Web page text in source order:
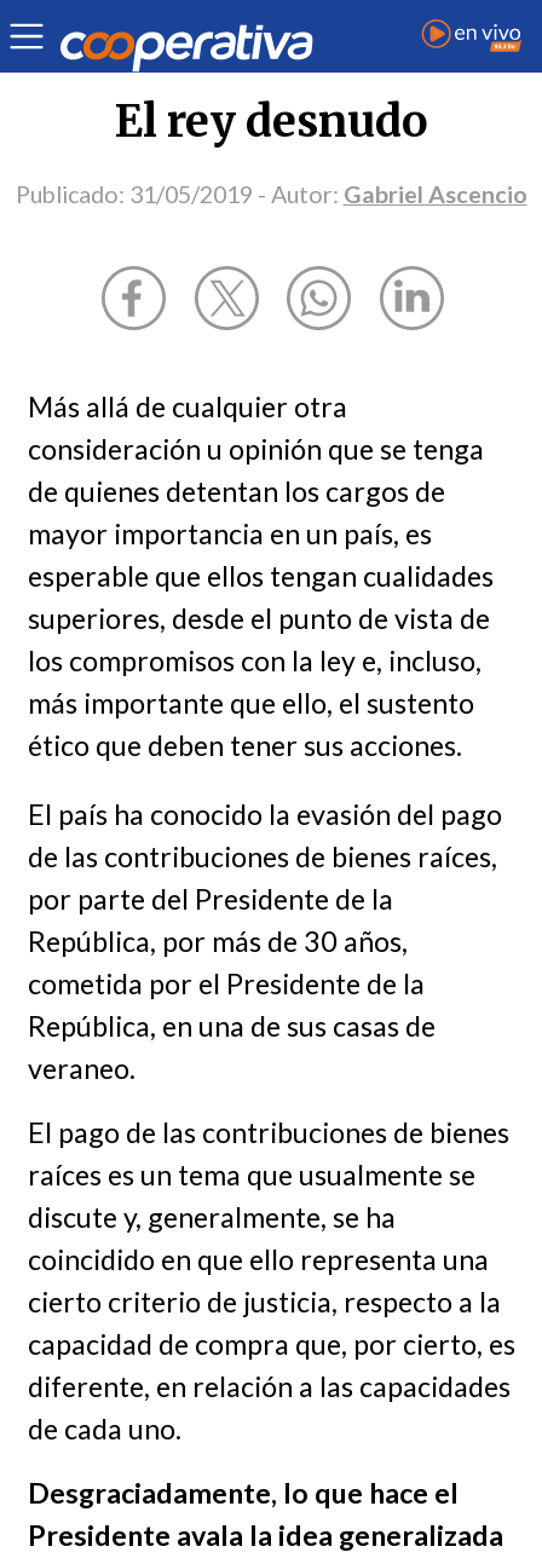
Opinión | Gabriel Ascencio
El rey desnudo
Publicado: 31/05/2019 - Autor: Gabriel Ascencio
Más allá de cualquier otra
consideración u opinión que se tenga
de quienes detentan los cargos de
mayor importancia en un país, es
esperable que ellos tengan cualidades
superiores, desde el punto de vista de
los compromisos con la ley e, incluso,
más importante que ello, el sustento
ético que deben tener sus acciones.
El país ha conocido la evasión del pago
de las contribuciones de bienes raíces,
por parte del Presidente de la
República, por más de 30 años,
cometida por el Presidente de la
República, en una de sus casas de
veraneo.
El pago de las contribuciones de bienes
raíces es un tema que usualmente se
discute y, generalmente, se ha
coincidido en que ello representa una
cierto criterio de justicia, respecto a la
capacidad de compra que, por cierto, es
diferente, en relación a las capacidades
de cada uno.
Desgraciadamente, lo que hace el
Presidente avala la idea generalizada